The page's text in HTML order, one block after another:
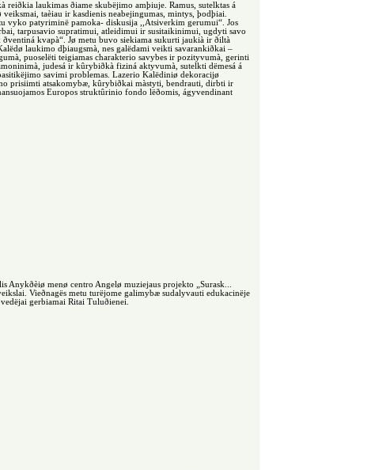
reiðkia laukimas ðiame skubëjimo amþiuje. Ramus, sutelktas á
taèiau ir kasdienis neabejingumas, mintys, þodþiai.
vyko patyriminë pamoka- diskusija ,,Atsiverkim gerumui“. Jos
tarpusavio supratimui, atleidimui ir susitaikinimui, ugdyti savo
kvapà“. Jø metu buvo siekiama sukurti jaukià ir ðiltà
laukimo dþiaugsmà, nes galëdami veikti savarankiðkai –
puoselëti teigiamas charakterio savybes ir pozityvumà, gerinti
judesá ir kûrybiðkà fiziná aktyvumà, sutelkti dëmesá á
savimi problemas. Lazerio Kalëdiniø dekoracijø
prisiimti atsakomybæ, kûrybiðkai màstyti, bendrauti, dirbti ir
Europos struktûrinio fondo lëðomis, ágyvendinant
menø centro Angelø muziejaus projekto „Surask...
Vieðnagës metu turëjome galimybæ sudalyvauti edukacinëje
gerbiamai Ritai Tuluðienei.